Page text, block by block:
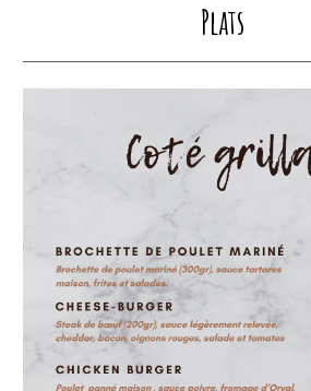
Plats